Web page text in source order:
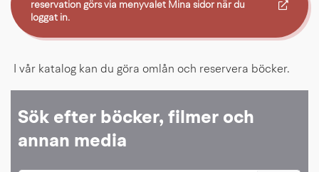
reservation görs via menyvalet Mina sidor när du
loggat in.
Länk till annan webbplats.
I vår katalog kan du göra omlån och reservera böcker.
Sök efter böcker, filmer och
annan media